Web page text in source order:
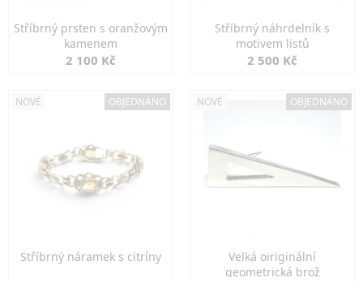
Stříbrný prsten s oranžovým
kamenem
2 100 Kč
Stříbrný náhrdelník s
motivem listů
2 500 Kč
NOVÉ OBJEDNÁNO
Stříbrný náramek s citríny
NOVÉ OBJEDNÁNO
Velká oiriginální
geometrická brož